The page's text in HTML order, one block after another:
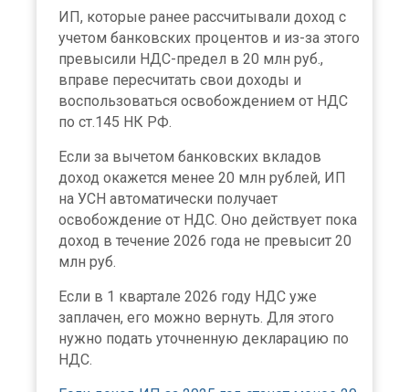
ИП, которые ранее рассчитывали доход с
учетом банковских процентов и из-за этого
превысили НДС-предел в 20 млн руб.,
вправе пересчитать свои доходы и
воспользоваться освобождением от НДС
по ст.145 НК РФ.
Если за вычетом банковских вкладов
доход окажется менее 20 млн рублей, ИП
на УСН автоматически получает
освобождение от НДС. Оно действует пока
доход в течение 2026 года не превысит 20
млн руб.
Если в 1 квартале 2026 году НДС уже
заплачен, его можно вернуть. Для этого
нужно подать уточненную декларацию по
НДС.